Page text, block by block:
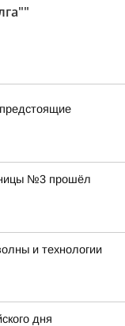
№3 прошёл
и технологии
дня